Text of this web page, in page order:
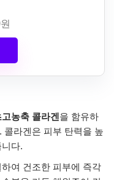
고농축 콜라겐을 함유하
콜라겐은 피부 탄력을 높
다.
여 건조한 피부에 즉각